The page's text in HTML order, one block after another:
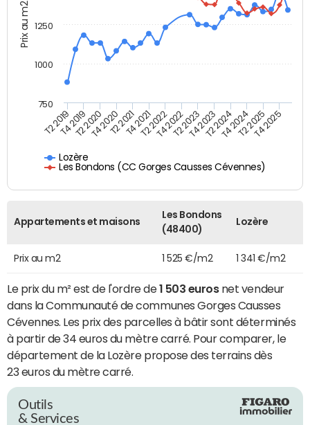
Prix au m2
Lozère
Les Bondons (CC Gorges Causses Cévennes)
T2 2019T4 2019T2 2020T4 2020T2 2021T4 2021T2 2022T4 2022T2 2023T4 2023T2 2024T4 2024T2 2025T4 2025
1000
750
1250
Appartements et maisons
Les Bondons
(48400)
Lozère
Prix au m2 1 525 €/m2 1 341 €/m2
Le prix du m² est de l'ordre de1 503 eurosnet vendeur
dans la Communauté de communes Gorges Causses
Cévennes. Les prix des parcelles à bâtir sont déterminés
à partir de 34 euros du mètre carré. Pour comparer, le
département de la Lozère propose des terrains dès
23 euros du mètre carré.
Outils
& Services